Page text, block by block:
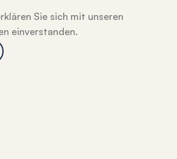
Sie sich mit unseren
einverstanden.